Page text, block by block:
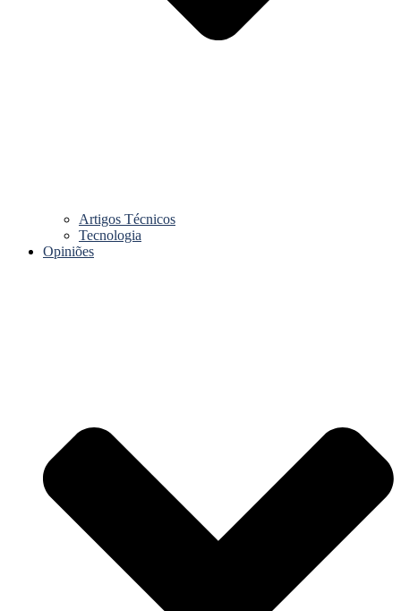
Artigos Técnicos
Tecnologia
Opiniões